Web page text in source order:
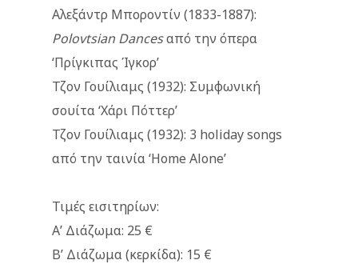
Αλεξάντρ Μποροντίν (1833-1887):
Polovtsian Dancesαπό την όπερα
‘Πρίγκιπας Ίγκορ’
Τζον Γουίλιαμς (1932): Συμφωνική
σουίτα ‘Χάρι Πόττερ’
Τζον Γουίλιαμς (1932): 3 holiday songs
από την ταινία ‘Home Alone’
Τιμές εισιτηρίων:
Α’ Διάζωμα: 25 €
Β’ Διάζωμα (κερκίδα): 15 €